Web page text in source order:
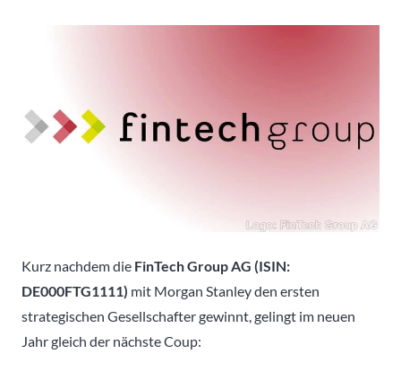
Kurz nachdem die FinTech Group AG (ISIN:
DE000FTG1111) mit Morgan Stanley den ersten
strategischen Gesellschafter gewinnt, gelingt im neuen
Jahr gleich der nächste Coup: